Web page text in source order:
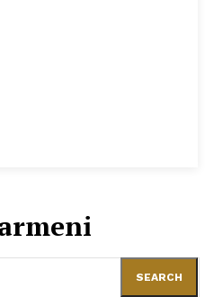
SEARCH